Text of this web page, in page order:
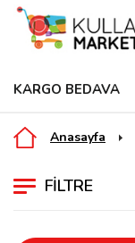
KARGO BEDAVA
Anasayfa
FILTRE